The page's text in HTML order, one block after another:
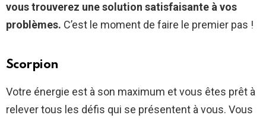
vous trouverez une solution satisfaisante à vos
problèmes. C’est le moment de faire le premier pas !
Scorpion
Votre énergie est à son maximum et vous êtes prêt à
relever tous les défis qui se présentent à vous. Vous